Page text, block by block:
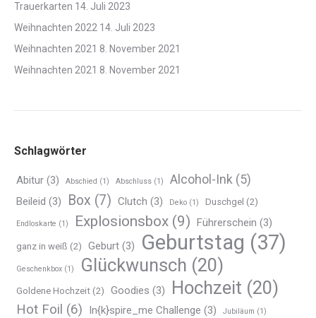
Trauerkarten 14. Juli 2023
Weihnachten 2022 14. Juli 2023
Weihnachten 2021 8. November 2021
Weihnachten 2021 8. November 2021
Schlagwörter
Abitur (3) Abschied (1) Abschluss (1) Alcohol-Ink (5)
Beileid (3) Box (7) Clutch (3) Deko (1) Duschgel (2)
Endloskarte (1) Explosionsbox (9) Führerschein (3)
ganz in weiß (2) Geburt (3) Geburtstag (37)
Geschenkbox (1) Glückwunsch (20)
Goldene Hochzeit (2) Goodies (3) Hochzeit (20)
Hot Foil (6) In{k}spire_me Challenge (3) Jubiläum (1)